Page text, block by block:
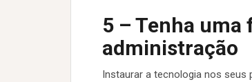
5 – Tenha
administração
Instaurar a tecnologia nos